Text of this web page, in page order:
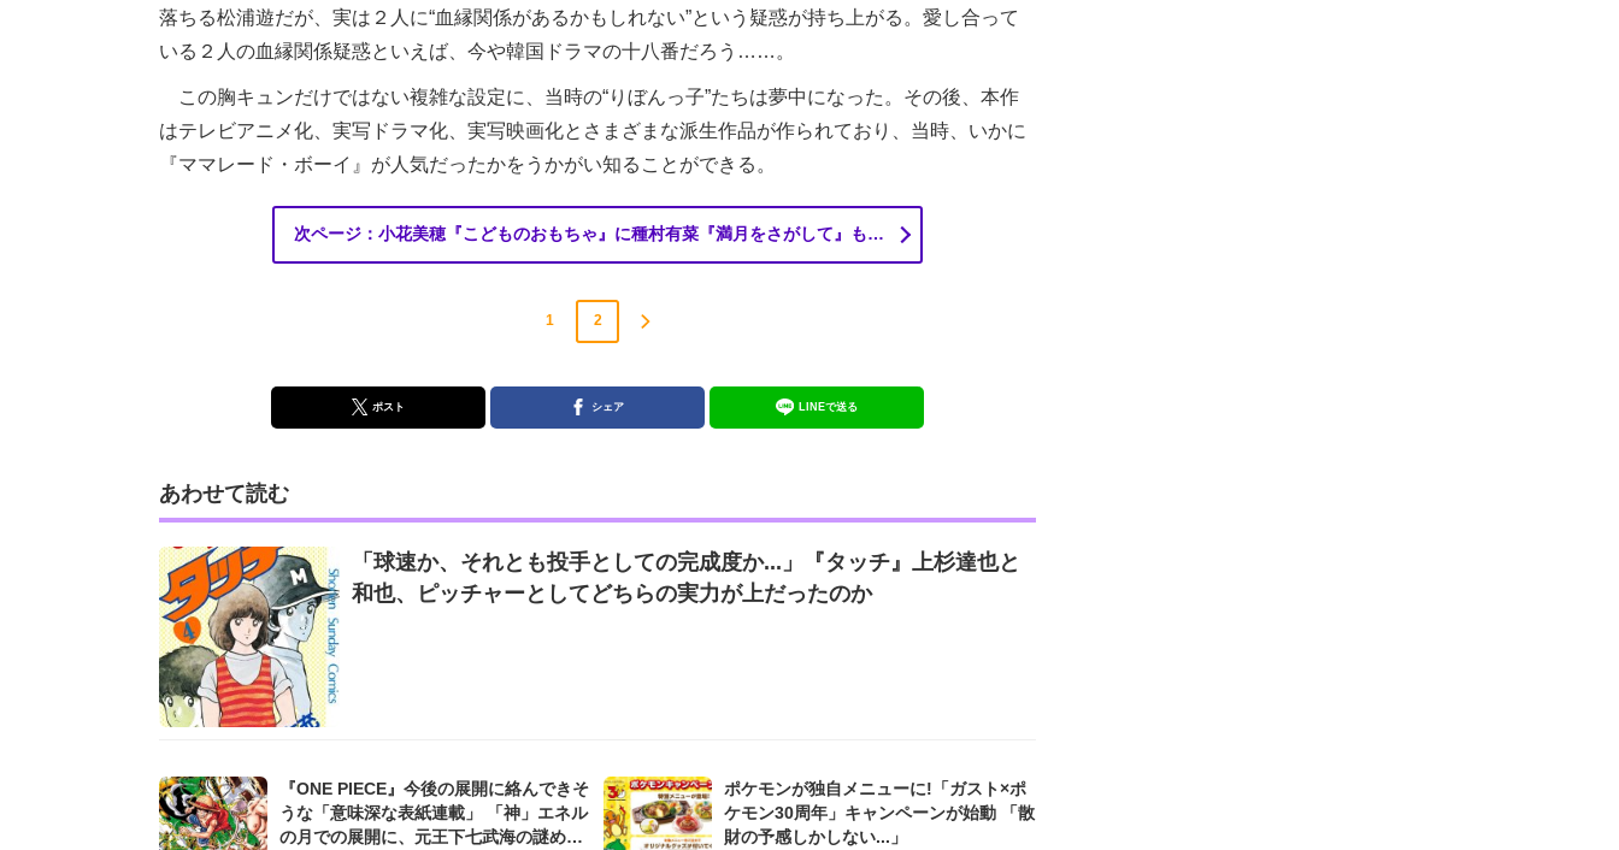
落ちる松浦遊だが、実は２人に“血縁関係があるかもしれない”という疑惑が持ち上がる。愛し合って
いる２人の血縁関係疑惑といえば、今や韓国ドラマの十八番だろう……。
この胸キュンだけではない複雑な設定に、当時の“りぼんっ子”たちは夢中になった。その後、本作
はテレビアニメ化、実写ドラマ化、実写映画化とさまざまな派生作品が作られており、当時、いかに
『ママレード・ボーイ』が人気だったかをうかがい知ることができる。
次ページ：小花美穂『こどものおもちゃ』に種村有菜『満月をさがして』も…
1 2
ポスト シェア LINEで送る
あわせて読む
「球速か、それとも投手としての完成度か...」『タッチ』上杉達也と
和也、ピッチャーとしてどちらの実力が上だったのか
『ONE PIECE』今後の展開に絡んできそ
うな「意味深な表紙連載」 「神」エネル
の月での展開に、元王下七武海の謎めい
ポケモンが独自メニューに!「ガスト×ポ
ケモン30周年」キャンペーンが始動 「散
財の予感しかしない...」